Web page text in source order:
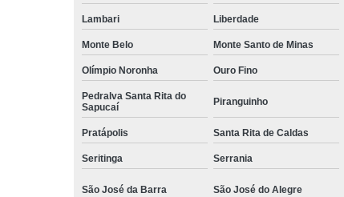
Lambari Liberdade
Monte Belo Monte Santo de Minas
Olímpio Noronha Ouro Fino
Pedralva Santa Rita do
Sapucaí
Piranguinho
Pratápolis Santa Rita de Caldas
Seritinga Serrania
São José da Barra São José do Alegre